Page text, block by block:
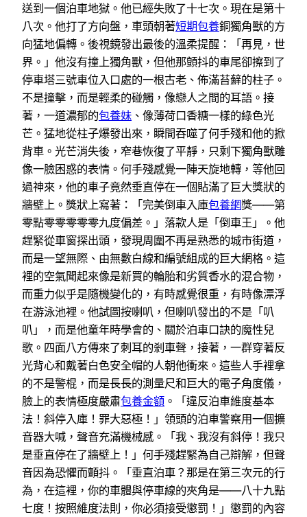
送到一個泊車地獄。他已經失敗了十七次。現在是第十
八次。他打了方向盤，車頭朝著短期包養銅獨角獸的方
向猛地偏轉。後視鏡發出最後的溫柔提醒：「再見，世
界。」他沒有撞上獨角獸，但他那顫抖的車尾卻擦到了
停車塔三號車位入口處的一根古老、佈滿苔蘚的柱子。
不是撞擊，而是輕柔的碰觸，像戀人之間的耳語。接
著，一道濃郁的包養妹 、像薄荷口香糖一樣的綠色光
芒。猛地從柱子爆發出來，瞬間吞噬了何手殘和他的掀
背車。光芒消失後，窄巷恢復了平靜，只剩下獨角獸雕
像一臉困惑的表情。何手殘感覺一陣天旋地轉，等他回
過神來，他的車子竟然垂直停在一個貼滿了巨大獎狀的
牆壁上。獎狀上寫著：「完美倒車入庫包養網獎——第
零點零零零零零九度偏差。」落款人是「倒車王」。他
趕緊從車窗探出頭，發現周圍不再是熟悉的城市街道，
而是一望無際、由無數白線和編號組成的巨大網格。這
裡的空氣聞起來像是新買的輪胎和劣質香水的混合物，
而重力似乎是隨機變化的，有時感覺很重，有時像漂浮
在游泳池裡。他試圖按喇叭，但喇叭發出的不是「叭
叭」，而是他童年時學會的、關於泊車口訣的魔性兒
歌。四面八方傳來了刺耳的剎車聲，接著，一群穿著反
光背心和戴著白色安全帽的人朝他衝來。這些人手裡拿
的不是警棍，而是長長的測量尺和巨大的電子角度儀，
臉上的表情極度嚴肅包養金額 。「違反泊車維度基本
法！斜停入庫！罪大惡極！」領頭的泊車警察用一個擴
音器大喊，聲音充滿機械感。「我、我沒有斜停！我只
是垂直停在了牆壁上！」何手殘趕緊為自己辯解，但聲
音因為恐懼而顫抖。「垂直泊車？那是在第三次元的行
為，在這裡，你的車體與停車線的夾角是——八十九點
七度！按照維度法則，你必須接受懲罰！」懲罰的內容